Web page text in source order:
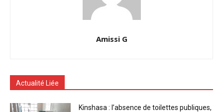
Amissi G
Actualité Liée
Kinshasa : l’absence de toilettes publiques,